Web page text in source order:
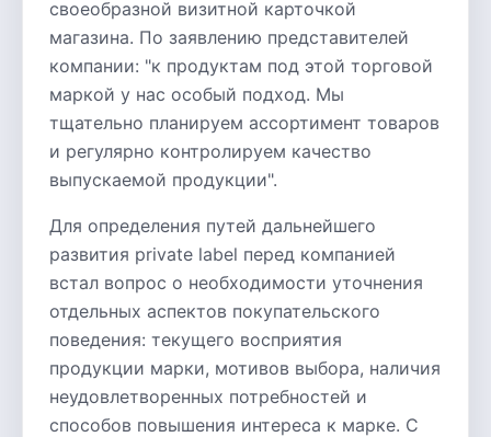
своеобразной визитной карточкой
магазина. По заявлению представителей
компании: "к продуктам под этой торговой
маркой у нас особый подход. Мы
тщательно планируем ассортимент товаров
и регулярно контролируем качество
выпускаемой продукции".
Для определения путей дальнейшего
развития private label перед компанией
встал вопрос о необходимости уточнения
отдельных аспектов покупательского
поведения: текущего восприятия
продукции марки, мотивов выбора, наличия
неудовлетворенных потребностей и
способов повышения интереса к марке. С